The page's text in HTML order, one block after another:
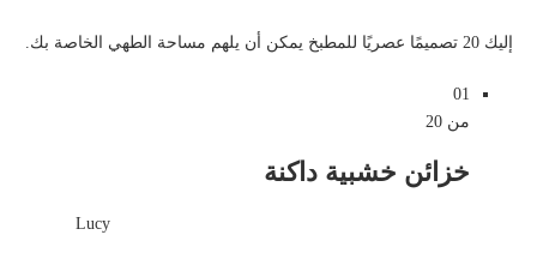
إليك 20 تصميمًا عصريًا للمطبخ يمكن أن يلهم مساحة الطهي الخاصة بك.
01
من 20
خزائن خشبية داكنة
Lucy